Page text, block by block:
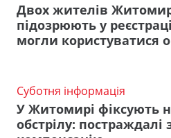
Двох жителів
підозрюють у
могли користуватися
Суботня інформація
У Житомирі фіксують
обстрілу: